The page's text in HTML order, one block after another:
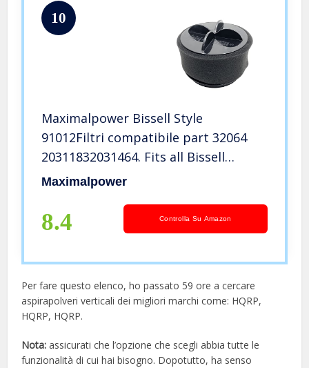
10
Maximalpower Bissell Style
91012Filtri compatibile part 32064
20311832031464. Fits all Bissell
Powerclean Powerforce aspirapolveri
Maximalpower
8.4 Controlla Su Amazon
Per fare questo elenco, ho passato 59 ore a cercare
aspirapolveri verticali dei migliori marchi come: HQRP,
HQRP, HQRP.
Nota: assicurati che l’opzione che scegli abbia tutte le
funzionalità di cui hai bisogno. Dopotutto, ha senso